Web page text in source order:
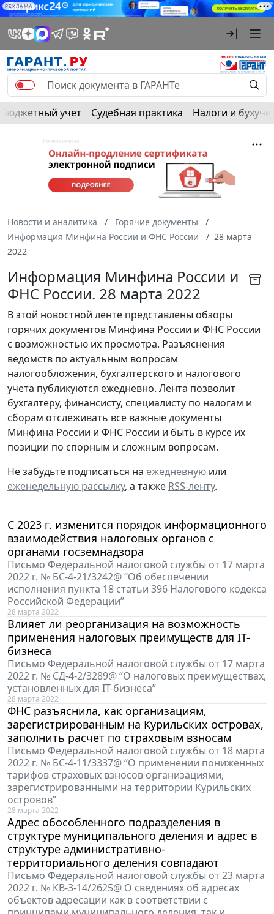
РЕКЛАМА
Бюджетный учет Судебная практика Налоги и
Новости и аналитика
Горячие документы
Информация Минфина России и ФНС России
28 марта
2022
Информация Минфина России и
ФНС России. 28 марта 2022
В этой новостной ленте представлены обзоры
горячих документов Минфина России и ФНС России
с возможностью их просмотра. Разъяснения
ведомств по актуальным вопросам
налогообложения, бухгалтерского и налогового
учета публикуются ежедневно. Лента позволит
бухгалтеру, финансисту, специалисту по налогам и
сборам отслеживать все важные документы
Минфина России и ФНС России и быть в курсе их
позиции по спорным и сложным вопросам.
Не забудьте подписаться на ежедневную или
еженедельную рассылку, а также RSS-ленту.
С 2023 г. изменится порядок информационного
взаимодействия налоговых органов с
органами госземнадзора
Письмо Федеральной налоговой службы от 17 марта
2022 г. № БС-4-21/3242@ “Об обеспечении
исполнения пункта 18 статьи 396 Налогового кодекса
Российской Федерации”
28 марта 2022
Влияет ли реорганизация на возможность
применения налоговых преимуществ для IT-
бизнеса
Письмо Федеральной налоговой службы от 17 марта
2022 г. № СД-4-2/3289@ “О налоговых преимуществах,
установленных для IT-бизнеса”
28 марта 2022
ФНС разъяснила, как организациям,
зарегистрированным на Курильских островах,
заполнить расчет по страховым взносам
Письмо Федеральной налоговой службы от 18 марта
2022 г. № БС-4-11/3337@ “О применении пониженных
тарифов страховых взносов организациями,
зарегистрированными на территории Курильских
островов”
28 марта 2022
Адрес обособленного подразделения в
структуре муниципального деления и адрес в
структуре административно-
территориального деления совпадают
Письмо Федеральной налоговой службы от 23 марта
2022 г. № КВ-3-14/2625@ О сведениях об адресах
объектов адресации как в соответствии с